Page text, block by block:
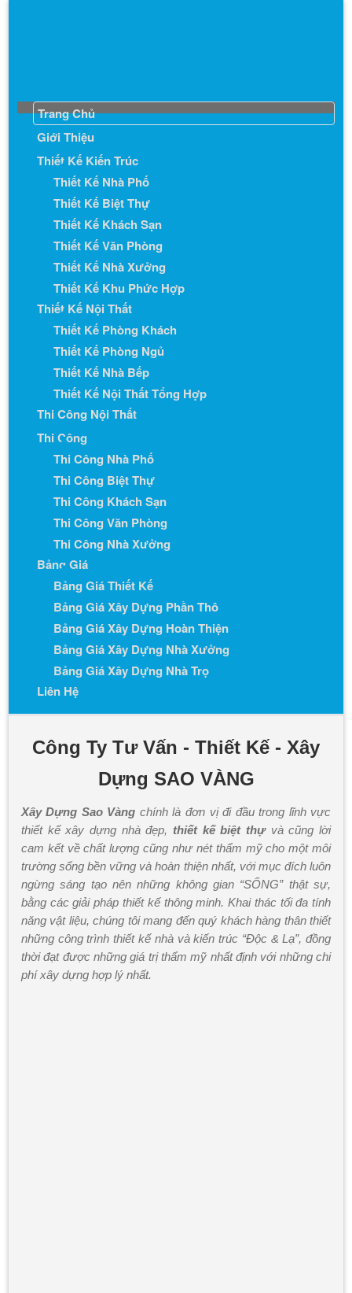
Trang Chủ
Giới Thiệu
Thiết Kế Kiến Trúc
Thiết Kế Nhà Phố
Thiết Kế Biệt Thự
Thiết Kế Khách Sạn
Thiết Kế Văn Phòng
Thiết Kế Nhà Xưởng
Thiết Kế Khu Phức Hợp
Thiết Kế Nội Thất
Thiết Kế Phòng Khách
Thiết Kế Phòng Ngủ
Thiết Kế Nhà Bếp
Thiết Kế Nội Thất Tổng Hợp
Thi Công Nội Thất
Thi Công
Thi Công Nhà Phố
Thi Công Biệt Thự
Thi Công Khách Sạn
Thi Công Văn Phòng
Thi Công Nhà Xưởng
Bảng Giá
Bảng Giá Thiết Kế
Bảng Giá Xây Dựng Phần Thô
Bảng Giá Xây Dựng Hoàn Thiện
Bảng Giá Xây Dựng Nhà Xưởng
Bảng Giá Xây Dựng Nhà Trọ
Liên Hệ
Công Ty Tư Vấn - Thiết Kế - Xây
Dựng SAO VÀNG
Xây Dựng Sao Vàng chính là đơn vị đi đầu trong lĩnh vực
thiết kế xây dựng nhà đẹp, thiết kế biệt thựvà cũng lời
cam kết về chất lượng cũng như nét thẩm mỹ cho một môi
trường sống bền vững và hoàn thiện nhất, với mục đích luôn
ngừng sáng tạo nên những không gian “SỐNG” thật sự,
bằng các giải pháp thiết kế thông minh. Khai thác tối đa tính
năng vật liệu, chúng tôi mang đến quý khách hàng thân thiết
những công trình thiết kế nhà và kiến trúc “Độc & Lạ”, đồng
thời đạt được những giá trị thẩm mỹ nhất định với những chi
phí xây dựng hợp lý nhất.